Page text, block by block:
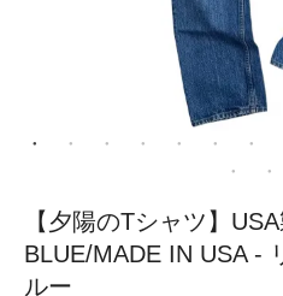
【夕陽のTシャツ】
BLUE/MADE IN USA -
ルー